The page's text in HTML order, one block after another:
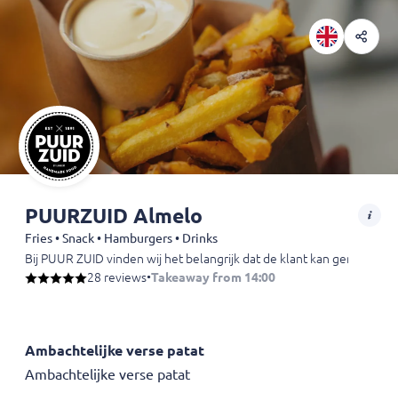
PUURZUID Almelo
Fries • Snack • Hamburgers • Drinks
Bij PUUR ZUID vinden wij het belangrijk dat de klant kan genieten
28 reviews•Takeaway from 14:00
Ambachtelijke verse patat
Ambachtelijke verse patat